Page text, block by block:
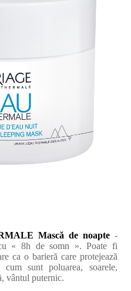
Mască de noapte-
« 8h de somn ». Poate fi
ca o barieră care protejează
sunt poluarea, soarele,
vântul puternic.